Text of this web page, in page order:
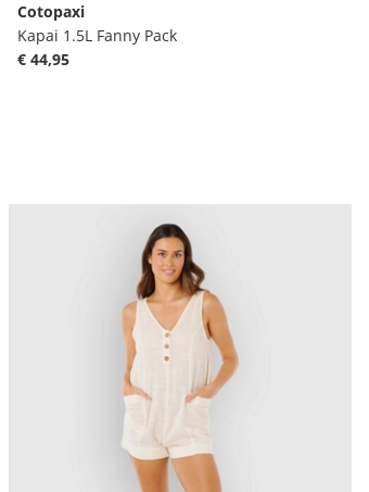
Cotopaxi
Kapai 1.5L Fanny Pack
€ 44,95